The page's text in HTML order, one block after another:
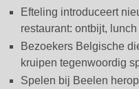
Efteling introduceert
restaurant: ontbijt,
Bezoekers Belgische
kruipen tegenwoordig
Spelen bij Beelen